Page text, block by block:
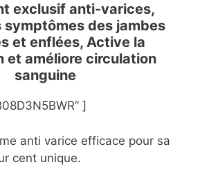
exclusif anti-varices,
symptômes des jambes
et enflées, Active la
et améliore circulation
sanguine
]
anti varice efficace pour sa
cent unique.